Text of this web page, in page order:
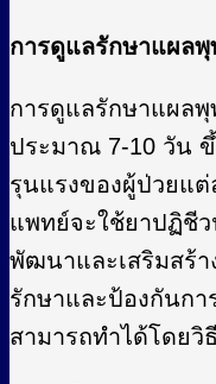
การดูแลรักษาแผลพุ
การดูแลรักษาแผลพุ
ประมาณ 7-10 วัน
รุนแรงของผู้ป่วยแต่
แพทย์จะใช้ยาปฏิชี
พัฒนาและเสริมสร้
รักษาและป้องกันกา
สามารถทำได้โดยวิ